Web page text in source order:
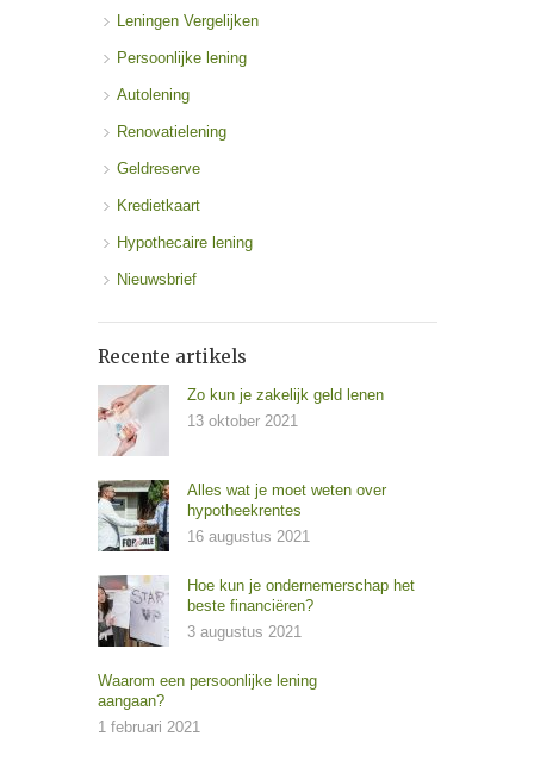
Leningen Vergelijken
Persoonlijke lening
Autolening
Renovatielening
Geldreserve
Kredietkaart
Hypothecaire lening
Nieuwsbrief
Recente artikels
Zo kun je zakelijk geld lenen
13 oktober 2021
Alles wat je moet weten over
hypotheekrentes
16 augustus 2021
Hoe kun je ondernemerschap het
beste financiëren?
3 augustus 2021
Waarom een persoonlijke lening
aangaan?
1 februari 2021